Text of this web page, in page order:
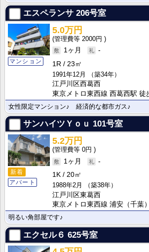
エスペランサ 206号室
マンション
5.0万円
2000円
1ヶ月
-
1R
23㎡
1991年12月
（築34年）
江戸川区西葛西
東京メトロ東西線 西葛西駅 徒
女性限定マンション♪ 経済的な都市ガス♪
サンハイツＹｏｕ 101号室
新着
アパート
5.2万円
0円
1ヶ月
-
1K
20㎡
1988年2月
（築38年）
江戸川区東葛西
東京メトロ東西線 浦安（千葉
明るい角部屋です♪
エクセル６ 625号室